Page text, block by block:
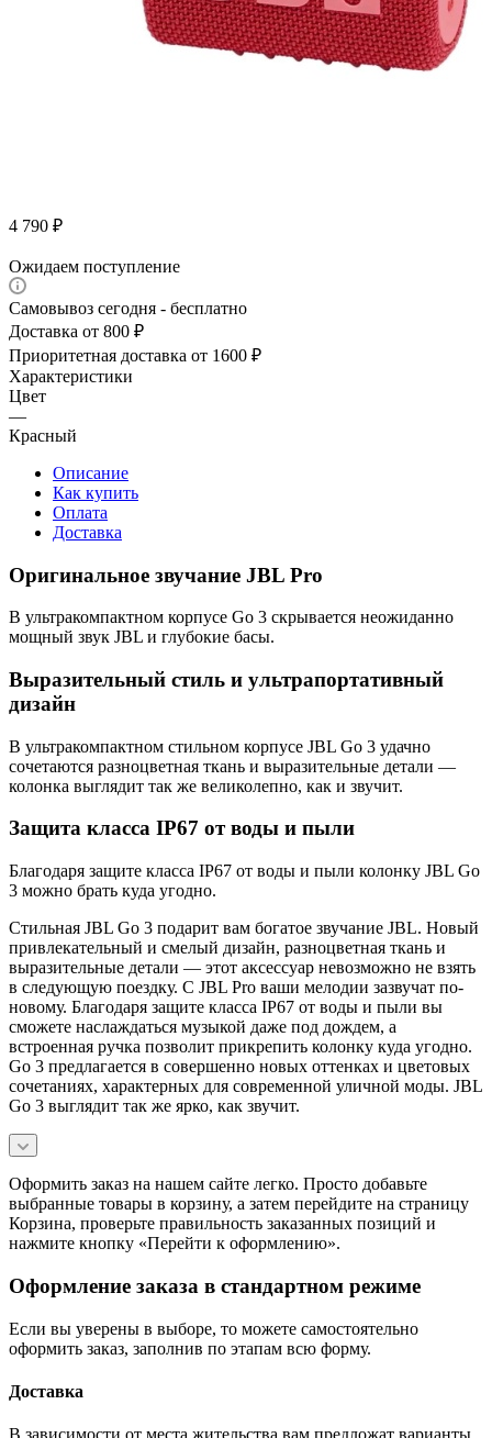
4 790 ₽
Ожидаем поступление
Самовывоз сегодня - бесплатно
Доставка от 800 ₽
Приоритетная доставка от 1600 ₽
Характеристики
Цвет
—
Красный
Описание
Как купить
Оплата
Доставка
Оригинальное звучание JBL Pro
В ультракомпактном корпусе Go 3 скрывается неожиданно
мощный звук JBL и глубокие басы.
Выразительный стиль и ультрапортативный
дизайн
В ультракомпактном стильном корпусе JBL Go 3 удачно
сочетаются разноцветная ткань и выразительные детали —
колонка выглядит так же великолепно, как и звучит.
Защита класса IP67 от воды и пыли
Благодаря защите класса IP67 от воды и пыли колонку JBL Go
3 можно брать куда угодно.
Стильная JBL Go 3 подарит вам богатое звучание JBL. Новый
привлекательный и смелый дизайн, разноцветная ткань и
выразительные детали — этот аксессуар невозможно не взять
в следующую поездку. C JBL Pro ваши мелодии зазвучат по-
новому. Благодаря защите класса IP67 от воды и пыли вы
сможете наслаждаться музыкой даже под дождем, а
встроенная ручка позволит прикрепить колонку куда угодно.
Go 3 предлагается в совершенно новых оттенках и цветовых
сочетаниях, характерных для современной уличной моды. JBL
Go 3 выглядит так же ярко, как звучит.
Оформить заказ на нашем сайте легко. Просто добавьте
выбранные товары в корзину, а затем перейдите на страницу
Корзина, проверьте правильность заказанных позиций и
нажмите кнопку «Перейти к оформлению».
Оформление заказа в стандартном режиме
Если вы уверены в выборе, то можете самостоятельно
оформить заказ, заполнив по этапам всю форму.
Доставка
В зависимости от места жительства вам предложат варианты